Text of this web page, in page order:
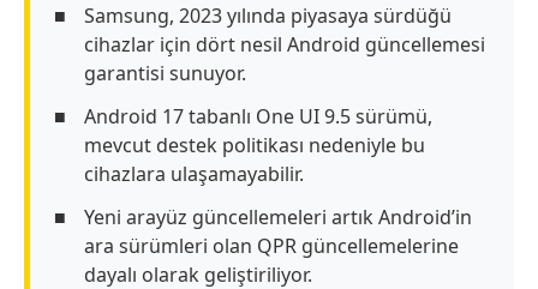
Samsung, 2023 yılında piyasaya sürdüğü
cihazlar için dört nesil Android güncellemesi
garantisi sunuyor.
Android 17 tabanlı One UI 9.5 sürümü,
mevcut destek politikası nedeniyle bu
cihazlara ulaşamayabilir.
Yeni arayüz güncellemeleri artık Android’in
ara sürümleri olan QPR güncellemelerine
dayalı olarak geliştiriliyor.